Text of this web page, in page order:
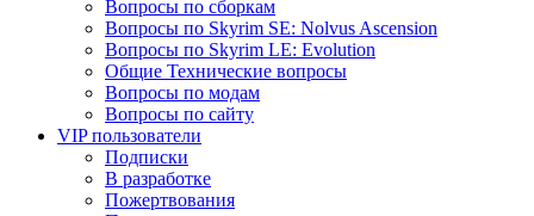
Вопросы по сборкам
Вопросы по Skyrim SE: Nolvus Ascension
Вопросы по Skyrim LE: Evolution
Общие Технические вопросы
Вопросы по модам
Вопросы по сайту
VIP пользователи
Подписки
В разработке
Пожертвования